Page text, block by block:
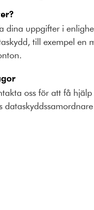
dina uppgifter i
till exempel en
oss för att få